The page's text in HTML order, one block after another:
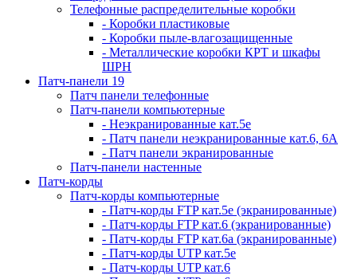
Телефонные распределительные коробки
- Коробки пластиковые
- Коробки пыле-влагозащищенные
- Металлические коробки КРТ и шкафы
ШРН
Патч-панели 19
Патч панели телефонные
Патч-панели компьютерные
- Неэкранированные кат.5е
- Патч панели неэкранированные кат.6, 6А
- Патч панели экранированные
Патч-панели настенные
Патч-корды
Патч-корды компьютерные
- Патч-корды FTP кат.5е (экранированные)
- Патч-корды FTP кат.6 (экранированные)
- Патч-корды FTP кат.6а (экранированные)
- Патч-корды UTP кат.5е
- Патч-корды UTP кат.6